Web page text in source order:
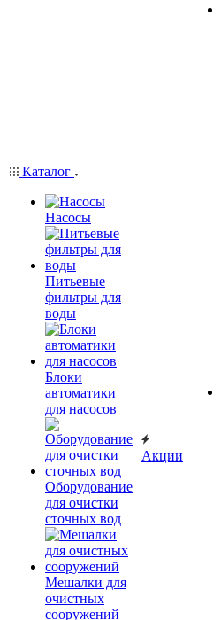
Каталог
Насосы
Питьевые
фильтры для
воды
Блоки
автоматики
для насосов
Оборудование
для очистки
сточных вод
Мешалки для
очистных
сооружений
Акции